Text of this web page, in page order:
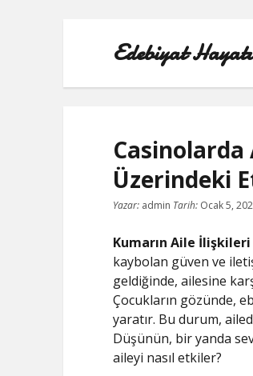
Edebiyat Hayatı
Üzerindeki
Yazar:admin Tarih: Ocak 5,
Kumarın Aile
kaybolan güven ve
geldiğinde, ailesine
Çocukların gözünde,
yaratır. Bu durum,
Düşünün, bir yanda
aileyi nasıl etkiler?